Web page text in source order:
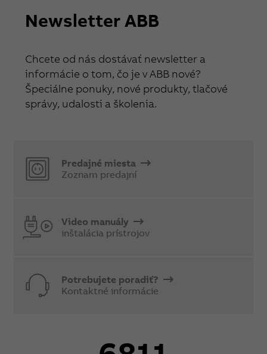
Newsletter ABB
Chcete od nás dostávať newsletter a
informácie o tom, čo je v ABB nové?
Špeciálne ponuky, nové produkty, tlačové
správy, udalosti a školenia.
Predajné miesta
Zoznam predajní
Video manuály
inštalácia prístrojov
Potrebujete poradiť?
Kontaktné informácie